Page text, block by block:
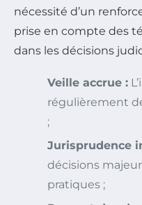
nécessité d’un
prise en compte des
dans les décisions
Veille accrue :
régulièrement
;
Jurisprudence
décisions
pratiques ;